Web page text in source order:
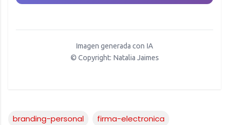
Imagen generada con IA
© Copyright: Natalia Jaimes
branding-personal
firma-electronica